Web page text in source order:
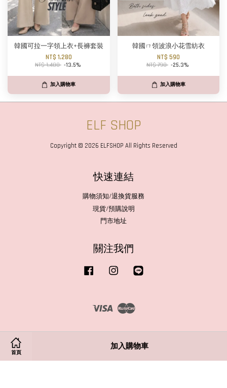
首頁
加入購物車
韓國可拉一字領上衣+長褲套裝
NT$ 1,280
NT$ 1,480 -13.5%
加入購物車
韓國ㄇ領波浪小花雪紡衣
NT$ 590
NT$ 790 -25.3%
加入購物車
ELF SHOP
Copyright © 2026 ELFSHOP All Rights Reserved
快速連結
購物須知/退換貨服務
現貨/預購說明
門市地址
關注我們
Facebook Instagram
Visa Master